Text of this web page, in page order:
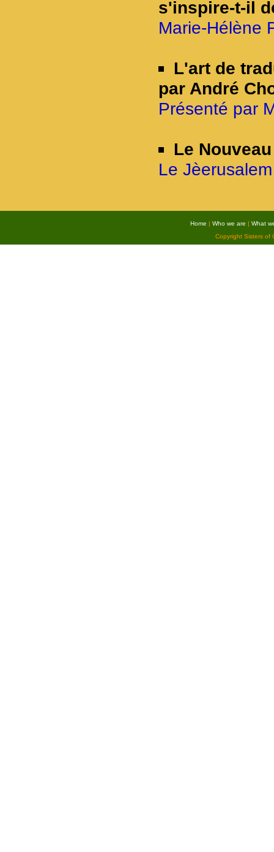
s'inspire-t-il
Marie-Hélène
L'art de
par André
Présenté par
Le
Le
Home | Who we are | What
Copyright Sisters of